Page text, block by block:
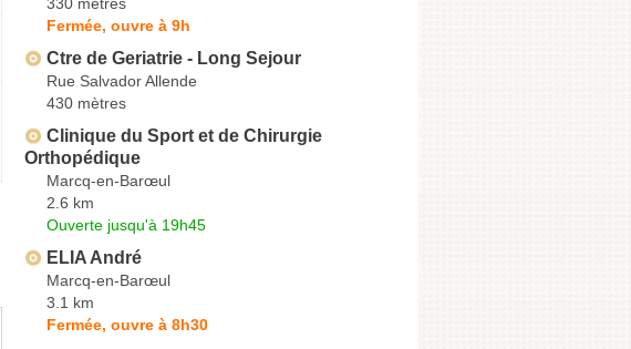
Fermée, ouvre à 9h
Ctre de Geriatrie - Long Sejour
Rue Salvador Allende
430 mètres
Clinique du Sport et de Chirurgie
Orthopédique
Marcq-en-Barœul
2.6 km
Ouverte jusqu'à 19h45
ELIA André
Marcq-en-Barœul
3.1 km
Fermée, ouvre à 8h30